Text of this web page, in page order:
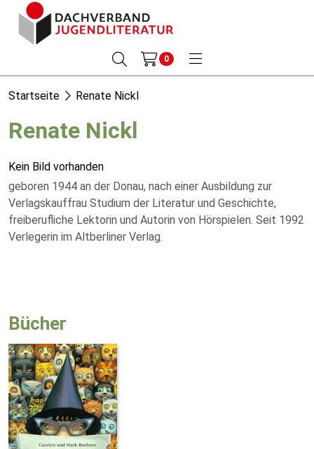
0
Startseite Renate Nickl
Renate Nickl
Kein Bild vorhanden
geboren 1944 an der Donau, nach einer Ausbildung zur
Verlagskauffrau Studium der Literatur und Geschichte,
freiberufliche Lektorin und Autorin von Hörspielen. Seit 1992
Verlegerin im Altberliner Verlag.
Bücher